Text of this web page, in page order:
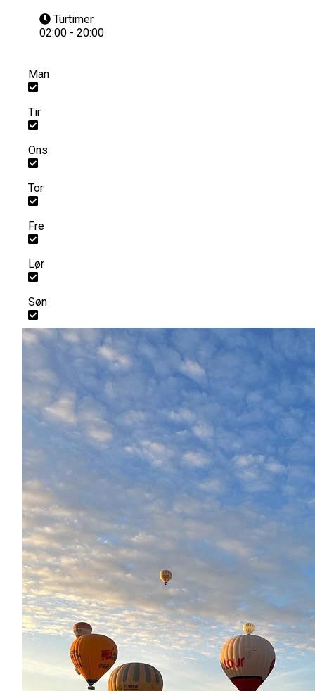
Turtimer
02:00 - 20:00
Man
Tir
Ons
Tor
Fre
Lør
Søn